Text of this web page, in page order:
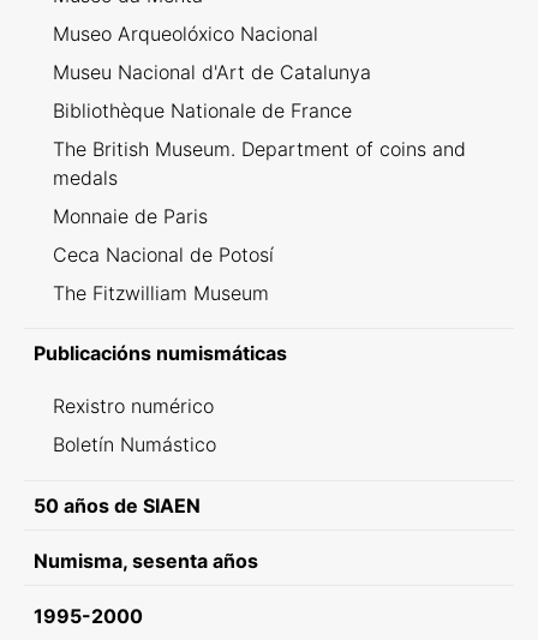
Museo Arqueolóxico Nacional
Museu Nacional d'Art de Catalunya
Bibliothèque Nationale de France
The British Museum. Department of coins and
medals
Monnaie de Paris
Ceca Nacional de Potosí
The Fitzwilliam Museum
Publicacións numismáticas
Rexistro numérico
Boletín Numástico
50 años de SIAEN
Numisma, sesenta años
1995-2000